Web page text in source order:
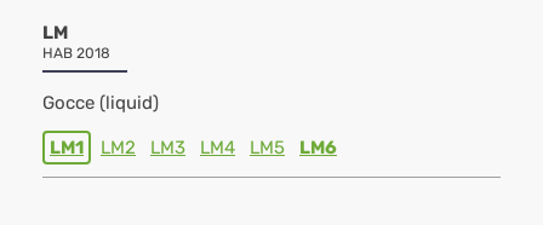
LM
HAB 2018
Gocce (liquid)
LM1 LM2 LM3 LM4 LM5 LM6